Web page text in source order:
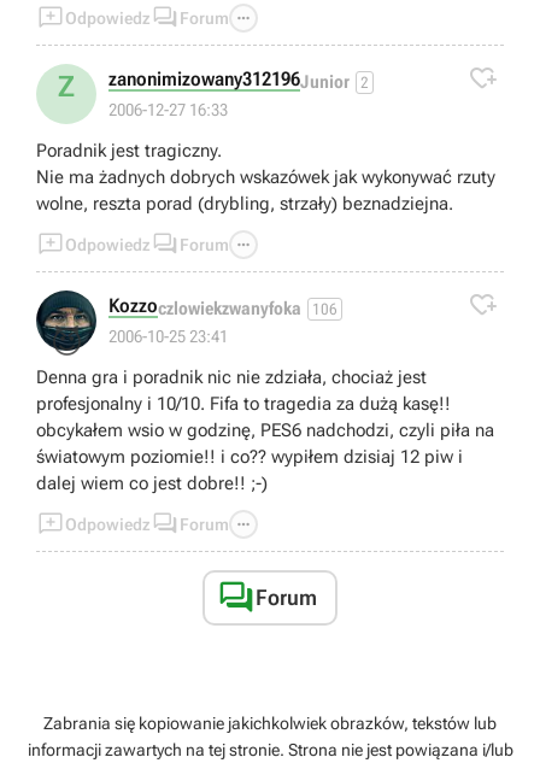
Odpowiedz  Forum 
Z zanonimizowany312196Junior 2
2006-12-27 16:33

Poradnik jest tragiczny.
Nie ma żadnych dobrych wskazówek jak wykonywać rzuty
wolne, reszta porad (drybling, strzały) beznadziejna.
Odpowiedz  Forum 
😈
Kozzoczlowiekzwanyfoka 106
2006-10-25 23:41

Denna gra i poradnik nic nie zdziała, chociaż jest
profesjonalny i 10/10. Fifa to tragedia za dużą kasę!!
obcykałem wsio w godzinę, PES6 nadchodzi, czyli piła na
światowym poziomie!! i co?? wypiłem dzisiaj 12 piw i
dalej wiem co jest dobre!! ;-)
Odpowiedz  Forum 
Forum
Zabrania się kopiowanie jakichkolwiek obrazków, tekstów lub
informacji zawartych na tej stronie. Strona nie jest powiązana i/lub